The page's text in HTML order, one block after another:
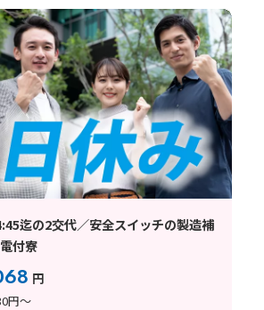
迄の2交代／安全スイッチの製造補
付寮
円
円～